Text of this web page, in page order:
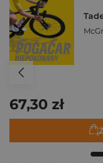
67,30 zł